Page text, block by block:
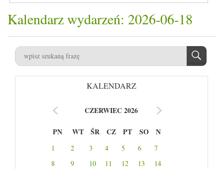
Kalendarz wydarzeń: 2026-06-18
KALENDARZ
CZERWIEC 2026
PN WT ŚR CZ PT SO N
1 2 3 4 5 6
7
8
9 10 11 12 13
14